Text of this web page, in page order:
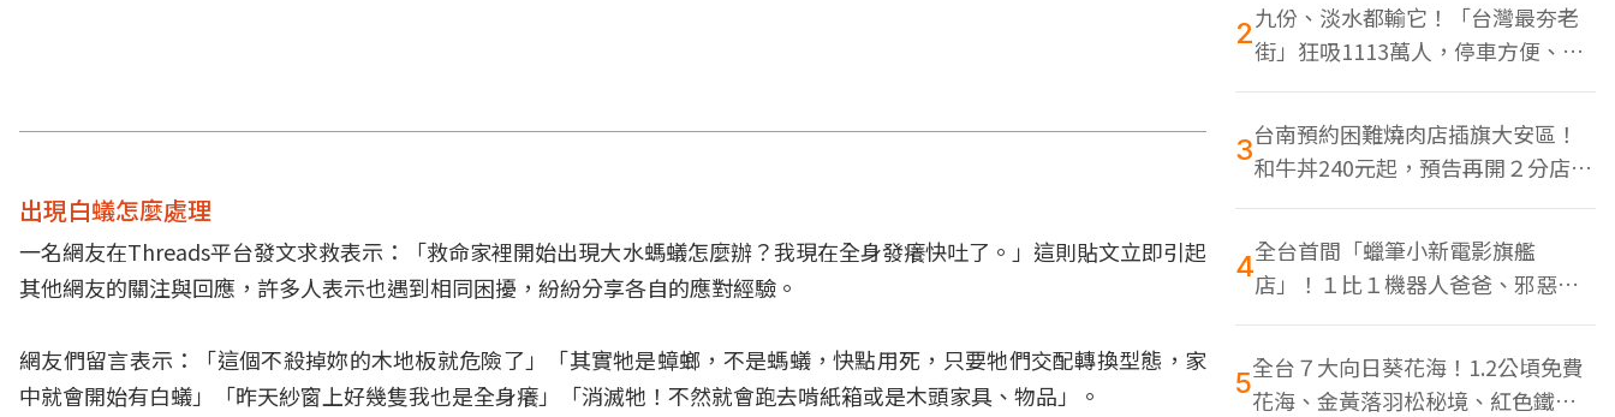
出現白蟻怎麼處理
一名網友在Threads平台發文求救表示：「救命家裡開始出現大水螞蟻怎麼辦？我現在全身發癢快吐了。」這則貼文立即引起
其他網友的關注與回應，許多人表示也遇到相同困擾，紛紛分享各自的應對經驗。
網友們留言表示：「這個不殺掉妳的木地板就危險了」「其實牠是蟑螂，不是螞蟻，快點用死，只要牠們交配轉換型態，家
中就會開始有白蟻」「昨天紗窗上好幾隻我也是全身癢」「消滅牠！不然就會跑去啃紙箱或是木頭家具、物品」。
2九份、淡水都輸它！「台灣最夯老
街」狂吸1113萬人，停車方便、特
色美食多
3台南預約困難燒肉店插旗大安區！
和牛丼240元起，預告再開２分店、
地點曝光
4全台首間「蠟筆小新電影旗艦
店」！１比１機器人爸爸、邪惡正
男，百款周邊買翻
5全台７大向日葵花海！1.2公頃免費
花海、金黃落羽松秘境、紅色鐵橋